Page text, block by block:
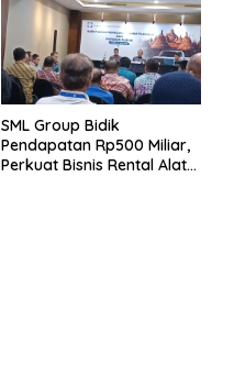
SML Group Bidik
Pendapatan Rp500 Miliar,
Perkuat Bisnis Rental Alat